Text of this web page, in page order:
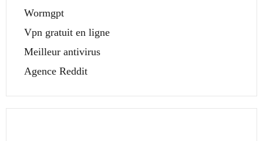
Wormgpt
Vpn gratuit en ligne
Meilleur antivirus
Agence Reddit